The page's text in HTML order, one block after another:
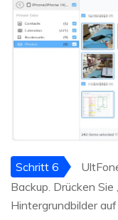
Schritt 6
Backup. Drücken
Hintergrundbilder